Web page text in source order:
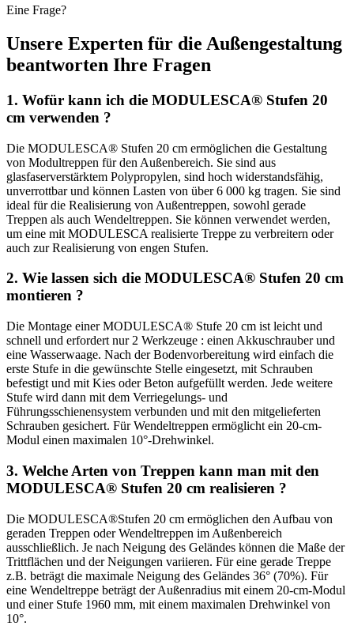
Eine Frage?
Unsere Experten für die Außengestaltung
beantworten Ihre Fragen
1. Wofür kann ich die MODULESCA® Stufen 20
cm verwenden ?
Die MODULESCA® Stufen 20 cm ermöglichen die Gestaltung
von Modultreppen für den Außenbereich. Sie sind aus
glasfaserverstärktem Polypropylen, sind hoch widerstandsfähig,
unverrottbar und können Lasten von über 6 000 kg tragen. Sie sind
ideal für die Realisierung von Außentreppen, sowohl gerade
Treppen als auch Wendeltreppen. Sie können verwendet werden,
um eine mit MODULESCA realisierte Treppe zu verbreitern oder
auch zur Realisierung von engen Stufen.
2. Wie lassen sich die MODULESCA® Stufen 20 cm
montieren ?
Die Montage einer MODULESCA® Stufe 20 cm ist leicht und
schnell und erfordert nur 2 Werkzeuge : einen Akkuschrauber und
eine Wasserwaage. Nach der Bodenvorbereitung wird einfach die
erste Stufe in die gewünschte Stelle eingesetzt, mit Schrauben
befestigt und mit Kies oder Beton aufgefüllt werden. Jede weitere
Stufe wird dann mit dem Verriegelungs- und
Führungsschienensystem verbunden und mit den mitgelieferten
Schrauben gesichert. Für Wendeltreppen ermöglicht ein 20-cm-
Modul einen maximalen 10°-Drehwinkel.
3. Welche Arten von Treppen kann man mit den
MODULESCA® Stufen 20 cm realisieren ?
Die MODULESCA®Stufen 20 cm ermöglichen den Aufbau von
geraden Treppen oder Wendeltreppen im Außenbereich
ausschließlich. Je nach Neigung des Geländes können die Maße der
Trittflächen und der Neigungen variieren. Für eine gerade Treppe
z.B. beträgt die maximale Neigung des Geländes 36° (70%). Für
eine Wendeltreppe beträgt der Außenradius mit einem 20-cm-Modul
und einer Stufe 1960 mm, mit einem maximalen Drehwinkel von
10°.